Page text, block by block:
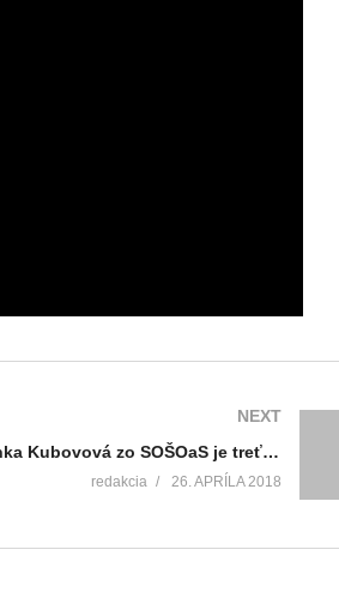
NEXT
Štvrtáčka Lenka Kubovová zo SOŠOaS je treťou najlepšou juniorskou barmankou
redakcia 26. APRÍLA 2018